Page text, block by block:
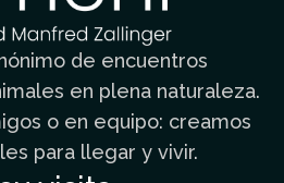
de encuentros
en plena naturaleza.
o en equipo: creamos
para llegar y vivir.